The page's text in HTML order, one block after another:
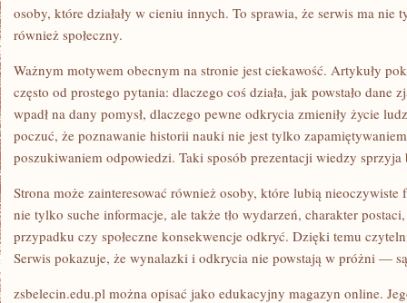
osoby, które działały w cieniu innych. To sprawia, że serwis ma nie
również społeczny.
Ważnym motywem obecnym na stronie jest ciekawość. Artykuły
często od prostego pytania: dlaczego coś działa, jak powstało dane
wpadł na dany pomysł, dlaczego pewne odkrycia zmieniły życie
poczuć, że poznawanie historii nauki nie jest tylko
poszukiwaniem odpowiedzi. Taki sposób prezentacji wiedzy sprzyja
Strona może zainteresować również osoby, które lubią nieoczywiste
nie tylko suche informacje, ale także tło wydarzeń, charakter
przypadku czy społeczne konsekwencje odkryć. Dzięki temu
Serwis pokazuje, że wynalazki i odkrycia nie powstają w próżni —
zsbelecin.edu.pl można opisać jako edukacyjny magazyn online.